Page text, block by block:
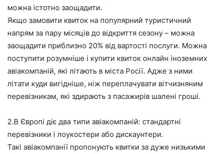
можна істотно заощадити.
Якщо замовити квиток на популярний туристичний
напрям за пару місяців до відкриття сезону – можна
заощадити приблизно 20% від вартості послуги. Можна
поступити розумніше і купити квиток онлайн іноземних
авіакомпаній, які літають в міста Росії. Адже з ними
літати куди вигідніше, ніж переплачувати вітчизняним
перевізникам, які здирають з пасажирів шалені гроші.
2.В Європі діє два типи авіакомпаній: стандартні
перевізники і лоукостери або дискаунтери.
Такі авіакомпанії пропонують квитки за дуже низькими